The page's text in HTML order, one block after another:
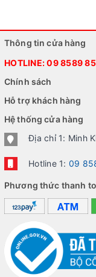
Thông tin cửa hàng
HOTLINE:09 8589
Chính sách
Hỗ trợ khách hàng
Hệ thống cửa hàng
Địa chỉ 1: Minh
Hotline 1: 09
Phương thức thanh